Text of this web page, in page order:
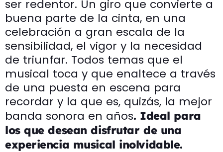
ser redentor. Un giro que convierte a
buena parte de la cinta, en una
celebración a gran escala de la
sensibilidad, el vigor y la necesidad
de triunfar. Todos temas que el
musical toca y que enaltece a través
de una puesta en escena para
recordar y la que es, quizás, la mejor
banda sonora en años. Ideal para
los que desean disfrutar de una
experiencia musical inolvidable.